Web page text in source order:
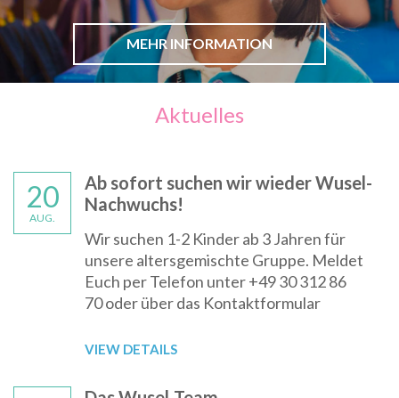
MEHR INFORMATION
Aktuelles
20
AUG.
Ab sofort suchen wir wieder Wusel-
Nachwuchs!
Wir suchen 1-2 Kinder ab 3 Jahren für
unsere altersgemischte Gruppe. Meldet
Euch per Telefon unter +49 30 312 86
70 oder über das Kontaktformular
VIEW DETAILS